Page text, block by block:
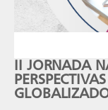
II JORNADA